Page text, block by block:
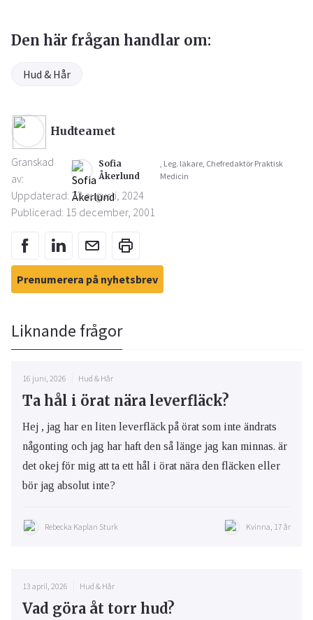
Den här frågan handlar om:
Hud & Hår
Hudteamet
Granskad
av:
Sofia
Åkerlund
, Leg. läkare, Chefredaktör Praktisk
Medicin
Uppdaterad: 23 augusti, 2024
Publicerad: 15 december, 2001
Prenumerera på nyhetsbrev
Liknande frågor
16 juni, 2026 Hud & Hår
Ta hål i örat nära leverfläck?
Hej , jag har en liten leverfläck på örat som inte ändrats
någonting och jag har haft den så länge jag kan minnas. är
det okej för mig att ta ett hål i örat nära den fläcken eller
bör jag absolut inte?
Rebecka Kaplan Sturk Kvinna, 17 år
13 april, 2026 Hud & Hår
Vad göra åt torr hud?